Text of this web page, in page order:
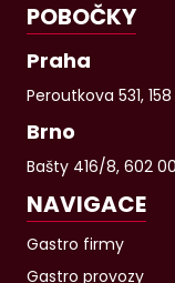
POBOČKY
Praha
Peroutkova 531,
Brno
Bašty 416/8, 602
NAVIGACE
Gastro firmy
Gastro provozy